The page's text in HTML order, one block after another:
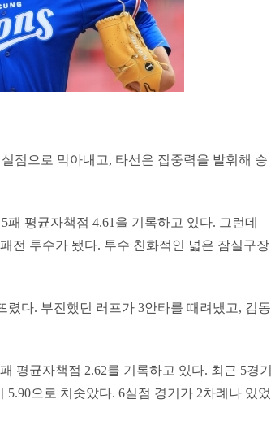
점으로 막아내고, 타선은 집중력을 발휘해 승
평균자책점 4.61을 기록하고 있다. 그런데
전 투수가 됐다. 투수 친화적인 넓은 잠실구장
다. 부진했던 러프가 3안타를 때려냈고, 김동
평균자책점 2.62를 기록하고 있다. 최근 5경기
으로 치솟았다. 6실점 경기가 2차례나 있었